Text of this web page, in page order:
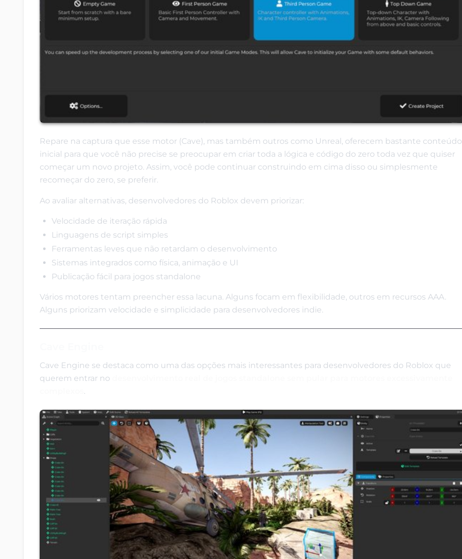
Repare na captura que esse motor (Cave), mas também outros como Unreal, oferecem bastante conteúdo
inicial para que você não precise se preocupar em criar toda a lógica e código do zero toda vez que quiser
começar um novo projeto. Assim, você pode continuar construindo em cima disso ou simplesmente
recomeçar do zero, se preferir.
Ao avaliar alternativas, desenvolvedores do Roblox devem priorizar:
Velocidade de iteração rápida
Linguagens de script simples
Ferramentas leves que não retardam o desenvolvimento
Sistemas integrados como física, animação e UI
Publicação fácil para jogos standalone
Vários motores tentam preencher essa lacuna. Alguns focam em flexibilidade, outros em recursos AAA.
Alguns priorizam velocidade e simplicidade para desenvolvedores indie.
Cave Engine se destaca como uma das opções mais interessantes para desenvolvedores do Roblox que
querem entrar no
.